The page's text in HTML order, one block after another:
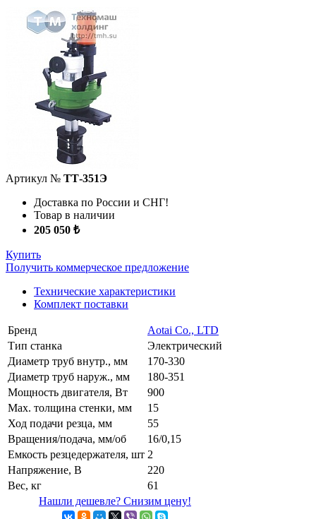
Артикул № ТТ-351Э
Доставка по России и СНГ!
Товар в наличии
205 050 ₺
Купить
Получить коммерческое предложение
Технические характеристики
Комплект поставки
Бренд
Aotai Co., LTD
Тип станка
Электрический
Диаметр труб внутр., мм
170-330
Диаметр труб наруж., мм
180-351
Мощность двигателя, Вт
900
Маx. толщина стенки, мм
15
Ход подачи резца, мм
55
Вращения/подача, мм/об
16/0,15
Емкость резцедержателя, шт 2
Напряжение, В
220
Вес, кг
61
Нашли дешевле? Снизим цену!